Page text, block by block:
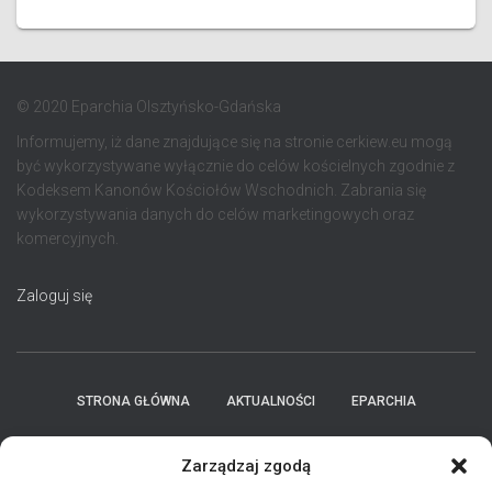
Zarządzaj zgodą
© 2020 Eparchia Olsztyńsko-Gdańska
Informujemy, iż dane znajdujące się na stronie cerkiew.eu mogą
być wykorzystywane wyłącznie do celów kościelnych zgodnie z
Kodeksem Kanonów Kościołów Wschodnich. Zabrania się
wykorzystywania danych do celów marketingowych oraz
komercyjnych.
Zaloguj się
STRONA GŁÓWNA AKTUALNOŚCI EPARCHIA